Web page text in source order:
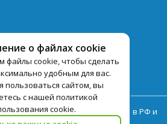
о файлах cookie
файлы cookie, чтобы сделать
удобным для вас.
пользоваться сайтом, вы
с нашей политикой
cookie.
данных
оператор туристических услуг в РФ и